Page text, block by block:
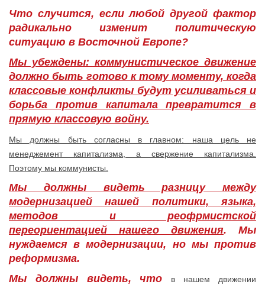
Что случится, если любой другой фактор
радикально изменит политическую
ситуацию в Восточной Европе?
Мы убеждены: коммунистическое движение
должно быть готово к тому моменту, когда
классовые конфликты будут усиливаться и
борьба против капитала превратится в
прямую классовую войну.
Мы должны быть согласны в главном: наша цель не
менеджемент капитализма, а свержение капитализма.
Поэтому мы коммунисты.
Мы должны видеть разницу между
модернизацией нашей политики, языка,
методов и реофрмистской
переориентацией нашего движения. Мы
нуждаемся в модернизации, но мы против
реформизма.
Мы должны видеть, что
в нашем движении